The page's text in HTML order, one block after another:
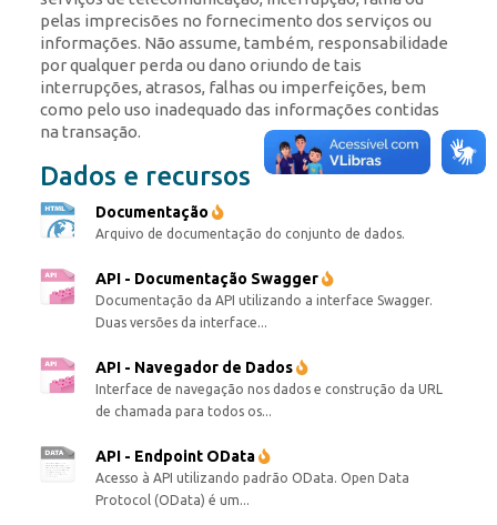
pelas imprecisões no fornecimento dos serviços ou
informações. Não assume, também, responsabilidade
por qualquer perda ou dano oriundo de tais
interrupções, atrasos, falhas ou imperfeições, bem
como pelo uso inadequado das informações contidas
na transação.
Dados e recursos
Documentação
Arquivo de documentação do conjunto de dados.
API - Documentação Swagger
Documentação da API utilizando a interface Swagger.
Duas versões da interface...
API - Navegador de Dados
Interface de navegação nos dados e construção da URL
de chamada para todos os...
API - Endpoint OData
Acesso à API utilizando padrão OData. Open Data
Protocol (OData) é um...